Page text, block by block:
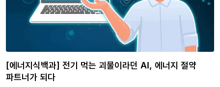
[에너지식백과] 전기 먹는 괴물이라던 AI, 에너지 절약
파트너가 되다